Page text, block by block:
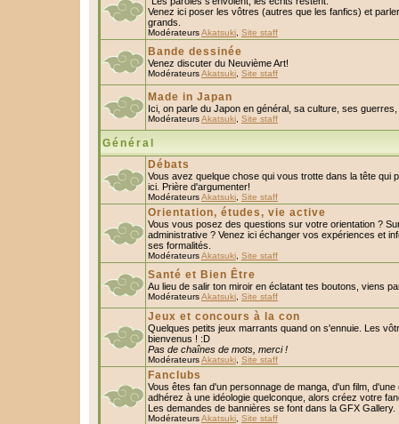
Venez ici poser les vôtres (autres que les fanfics) et
grands.
ModérateursAkatsuki Site staff
Bande dessinée
Venez discuter du Neuvième Art!
ModérateursAkatsuki Site staff
Made in Japan
Ici, on parle du Japon en général, sa culture, ses
ModérateursAkatsuki Site staff
Général
Débats
Vous avez quelque chose qui vous trotte dans la tête qui
ici. Prière d'argumenter!
ModérateursAkatsuki Site staff
Orientation, études, vie active
Vous vous posez des questions sur votre orientation ?
administrative ? Venez ici échanger vos expériences et
ses formalités.
ModérateursAkatsuki Site staff
Santé et Bien Être
Au lieu de salir ton miroir en éclatant tes boutons, viens
ModérateursAkatsuki Site staff
Jeux et concours à la con
Quelques petits jeux marrants quand on s'ennuie. Les
bienvenus ! :D
Pas de chaînes de mots, merci !
ModérateursAkatsuki Site staff
Fanclubs
Vous êtes fan d'un personnage de manga, d'un film,
adhérez à une idéologie quelconque, alors créez votre
Les demandes de bannières se font dans la GFX Gallery.
ModérateursAkatsuki Site staff